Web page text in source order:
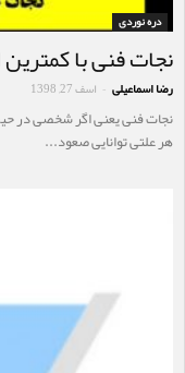
دره نوردی
نجات فنی با کمترین
رضا اسماعیلی - اسف 27, 1398
نجات فنی یعنی اگر شخصی در
هر علتی توانایی صعود...